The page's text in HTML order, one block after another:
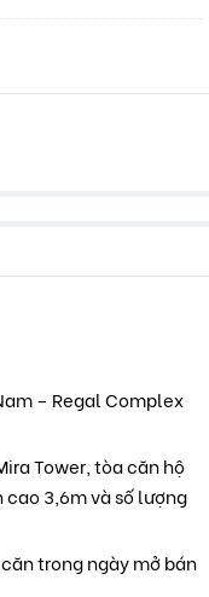
– Regal Complex
Tower, tòa căn hộ
3,6m và số lượng
trong ngày mở bán